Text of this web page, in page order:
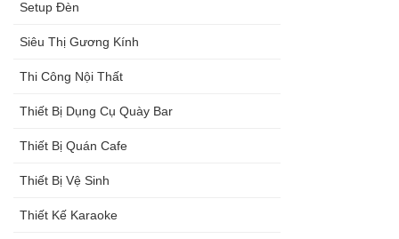
Setup Đèn
Siêu Thị Gương Kính
Thi Công Nội Thất
Thiết Bị Dụng Cụ Quày Bar
Thiết Bị Quán Cafe
Thiết Bị Vệ Sinh
Thiết Kế Karaoke